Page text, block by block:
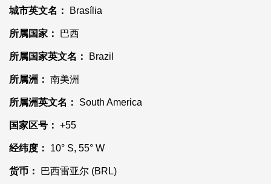
城市英文名： Brasília
所属国家： 巴西
所属国家英文名： Brazil
所属洲： 南美洲
所属洲英文名： South America
国家区号： +55
经纬度： 10° S, 55° W
货币： 巴西雷亚尔 (BRL)